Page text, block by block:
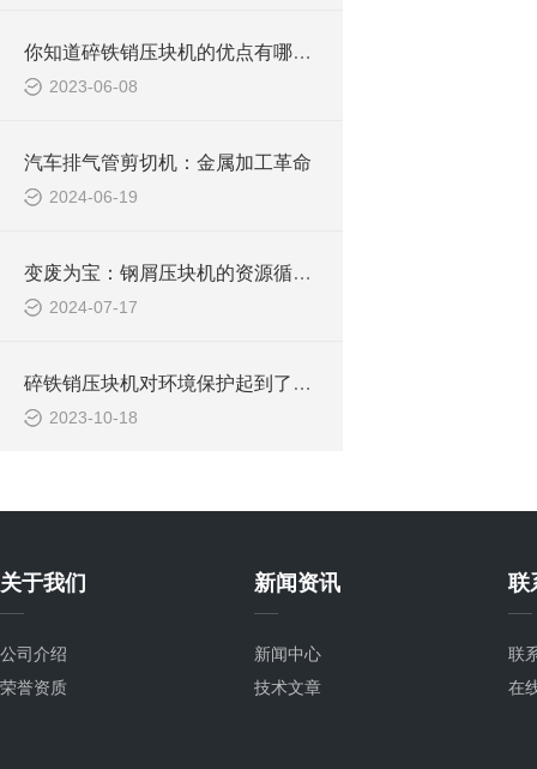
你知道碎铁销压块机的优点有哪些吗？
2023-06-08
汽车排气管剪切机：金属加工革命
2024-06-19
变废为宝：钢屑压块机的资源循环利用之道
2024-07-17
碎铁销压块机对环境保护起到了积极的作用
2023-10-18
关于我们
公司介绍
荣誉资质
新闻资讯
新闻中心
技术文章
联
联
在